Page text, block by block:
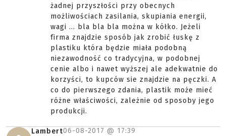
żadnej przyszłości przy obecnych
możliwościach zasilania, skupiania energii,
wagi ... bla bla bla można w kółko. Jeżeli
firma znajdzie sposób jak zrobić łuskę z
plastiku która będzie miała podobną
niezawodność co tradycyjna, w podobnej
cenie albo i nawet wyższej ale adekwatnie do
korzyści, to kupców sie znajdzie na pęczki. A
co do pierwszego zdania, plastik może mieć
różne właściwości, zależnie od sposoby jego
produkcji.
Lambert06-08-2017 @ 17:39